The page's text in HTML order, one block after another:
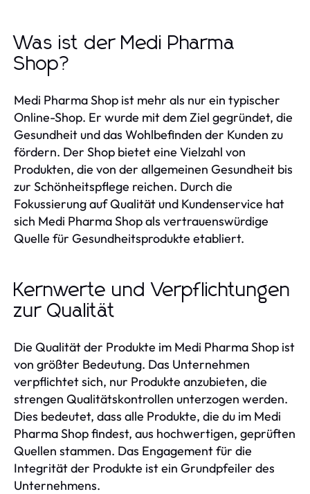
Was ist der Medi Pharma
Shop?
Medi Pharma Shop ist mehr als nur ein typischer
Online-Shop. Er wurde mit dem Ziel gegründet, die
Gesundheit und das Wohlbefinden der Kunden zu
fördern. Der Shop bietet eine Vielzahl von
Produkten, die von der allgemeinen Gesundheit bis
zur Schönheitspflege reichen. Durch die
Fokussierung auf Qualität und Kundenservice hat
sich Medi Pharma Shop als vertrauenswürdige
Quelle für Gesundheitsprodukte etabliert.
Kernwerte und Verpflichtungen
zur Qualität
Die Qualität der Produkte im Medi Pharma Shop ist
von größter Bedeutung. Das Unternehmen
verpflichtet sich, nur Produkte anzubieten, die
strengen Qualitätskontrollen unterzogen werden.
Dies bedeutet, dass alle Produkte, die du im Medi
Pharma Shop findest, aus hochwertigen, geprüften
Quellen stammen. Das Engagement für die
Integrität der Produkte ist ein Grundpfeiler des
Unternehmens.